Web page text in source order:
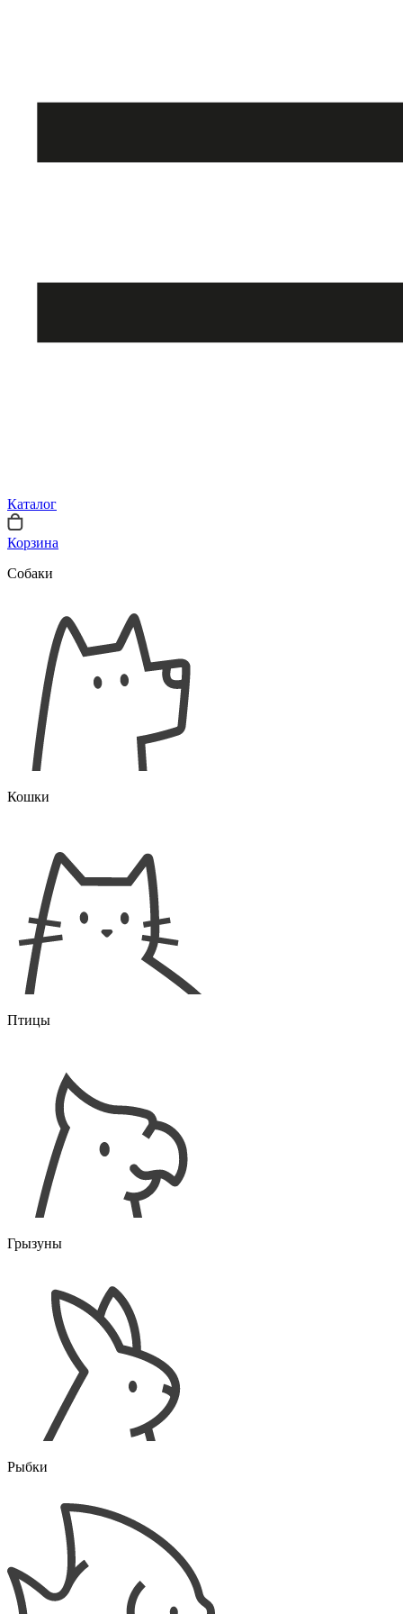
Каталог
Корзина
Собаки
Кошки
Птицы
Грызуны
Рыбки